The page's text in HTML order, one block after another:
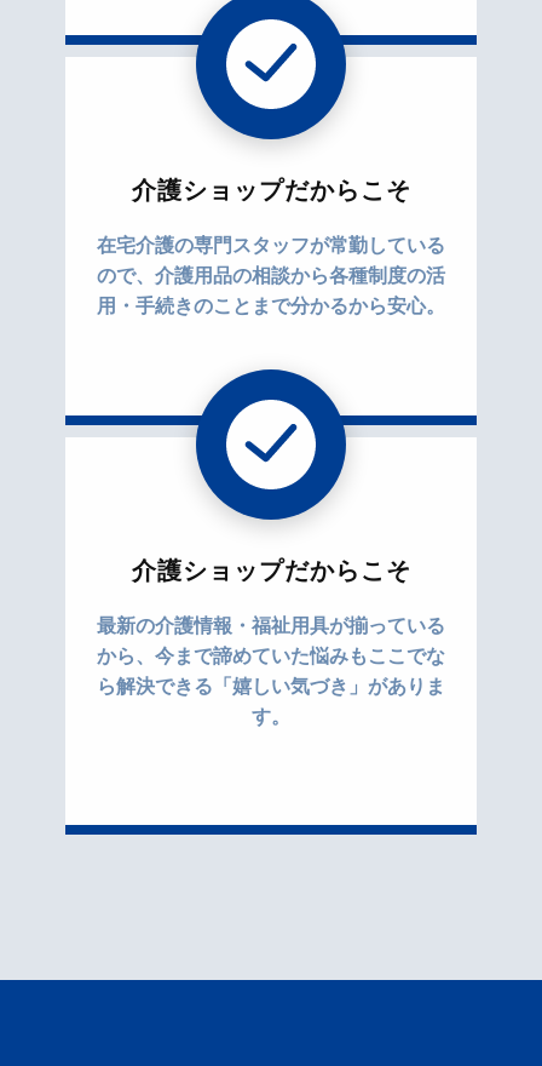
介護ショップだからこそ
在宅介護の専門スタッフが常勤している
ので、介護用品の相談から各種制度の活
用・手続きのことまで分かるから安心。
介護ショップだからこそ
最新の介護情報・福祉用具が揃っている
から、今まで諦めていた悩みもここでな
ら解決できる「嬉しい気づき」がありま
す。